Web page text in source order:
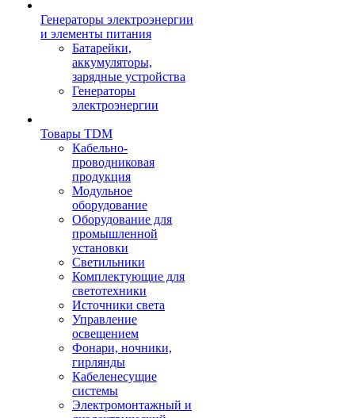
Генераторы электроэнергии
и элементы питания
Батарейки,
аккумуляторы,
зарядные устройства
Генераторы
электроэнергии
Товары TDM
Кабельно-
проводниковая
продукция
Модульное
оборудование
Оборудование для
промышленной
установки
Светильники
Комплектующие для
светотехники
Источники света
Управление
освещением
Фонари, ночники,
гирлянды
Кабеленесущие
системы
Электромонтажный и